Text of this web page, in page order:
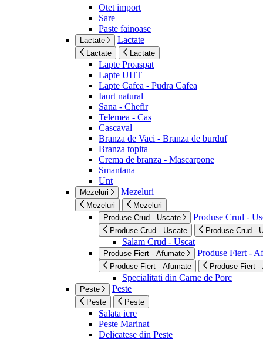
Otet import
Sare
Paste fainoase
Lactate Lactate
Lactate Lactate
Lapte Proaspat
Lapte UHT
Lapte Cafea - Pudra Cafea
Iaurt natural
Sana - Chefir
Telemea - Cas
Cascaval
Branza de Vaci - Branza de burduf
Branza topita
Crema de branza - Mascarpone
Smantana
Unt
Mezeluri Mezeluri
Mezeluri
Mezeluri
Produse Crud - Uscate
Produse Crud -
Produse Crud - Uscate Produse Crud -
Salam Crud - Uscat
Produse Fiert - Afumate Produse Fiert -
Produse Fiert - Afumate Produse Fiert -
Specialitati din Carne de Porc
Peste Peste
Peste Peste
Salata icre
Peste Marinat
Delicatese din Peste